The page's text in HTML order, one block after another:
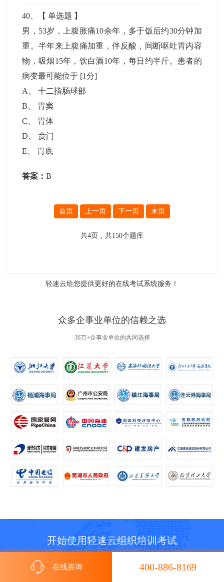
40 、【单选题 】
男，53岁，上腹胀痛10余年，多于饭后约30分钟加
重。半年来上腹痛加重，伴反酸，间断呕吐胃内容
物，吸烟15年，饮白酒10年，每日约半斤。患者的
病变最可能位于 [1分]
A
、十二指肠球部
B
胃窦
C
胃体
D 、贲门
E
胃底
答案：B
首页 上一页 下一页 末页
共4页，共150个题库
轻速云给您提供更好的在线考试系统服务！
众多企事业单位的信赖之选
36万+企事业单位的共同选择
开始使用轻速云组织培训考试
四步组织一场考试答题，一键搭建企业培训平台
在线咨询 400-886-8169